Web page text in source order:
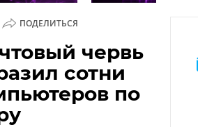
ПОДЕЛИТЬСЯ
червь
сотни
по